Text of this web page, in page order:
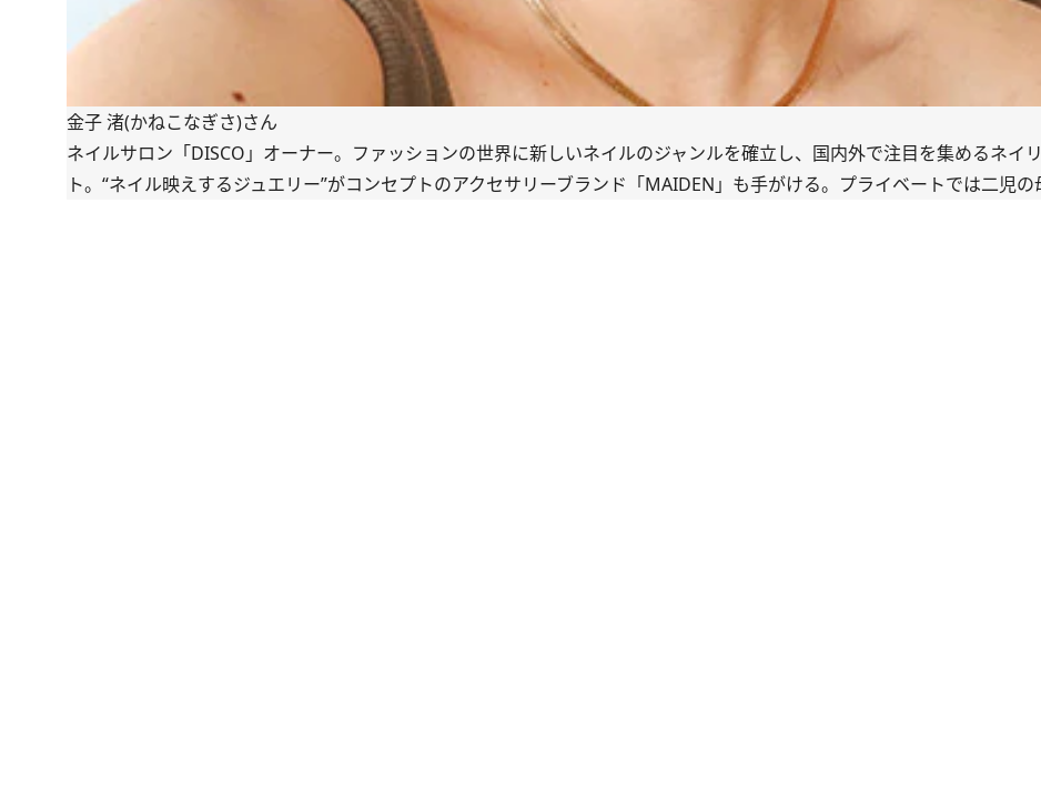
金子 渚(かねこなぎさ)さん
ネイルサロン「DISCO」オーナー。ファッションの世界に新しいネイルのジャンルを確立し、国内外で注目を集めるネイ
ト。“ネイル映えするジュエリー”がコンセプトのアクセサリーブランド「MAIDEN」も手がける。プライベートでは二児の